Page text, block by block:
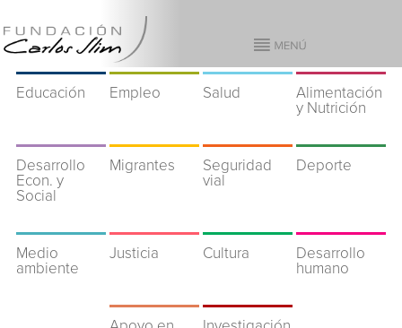
Educación Empleo Salud
Alimentación
y Nutrición
Desarrollo
Econ. y
Social
Migrantes
Seguridad
vial
Deporte
Medio
ambiente
Justicia Cultura
Desarrollo
humano